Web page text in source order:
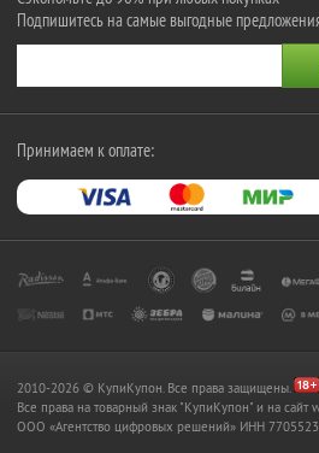
Подпишитесь на самые выгодные
Принимаем к оплате:
2010-2026 © КупиКупон. Все права защищены.
Все права на товарный знак "КупиКупон" и на
OOO «Агентство цифровых решений» ИНН